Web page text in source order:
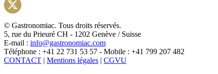
X
© Gastronomiac. Tous droits réservés.
5, rue du Prieuré CH - 1202 Genève / Suisse
E-mail : info@gastronomiac.com
Téléphone : +41 22 731 53 57 - Mobile : +41 799 207 482
CONTACT | Mentions légales | CGVU